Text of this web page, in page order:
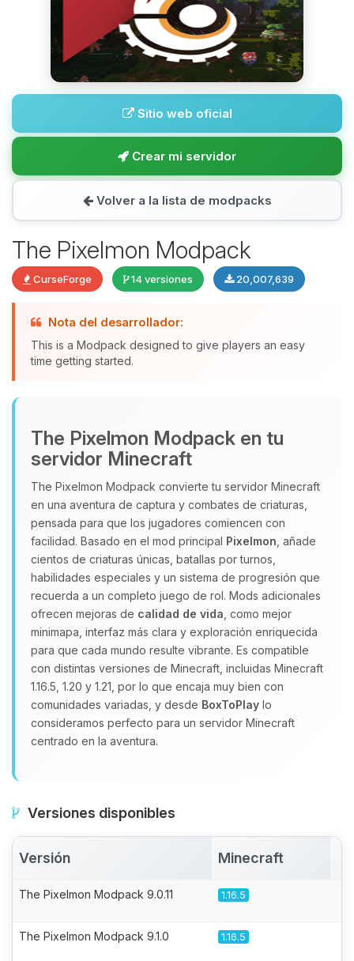
Sitio web oficial
Crear mi servidor
Volver a la lista de modpacks
The Pixelmon Modpack
CurseForge 14 versiones 20,007,639
Nota del desarrollador:
This is a Modpack designed to give players an easy
time getting started.
The Pixelmon Modpack en tu
servidor Minecraft
The Pixelmon Modpack convierte tu servidor Minecraft
en una aventura de captura y combates de criaturas,
pensada para que los jugadores comiencen con
facilidad. Basado en el mod principal Pixelmon , añade
cientos de criaturas únicas, batallas por turnos,
habilidades especiales y un sistema de progresión que
recuerda a un completo juego de rol. Mods adicionales
ofrecen mejoras de calidad de vida , como mejor
minimapa, interfaz más clara y exploración enriquecida
para que cada mundo resulte vibrante. Es compatible
con distintas versiones de Minecraft, incluidas Minecraft
1.16.5, 1.20 y 1.21, por lo que encaja muy bien con
comunidades variadas, y desde BoxToPlay lo
consideramos perfecto para un servidor Minecraft
centrado en la aventura.
Versiones disponibles
Versión Minecraft
The Pixelmon Modpack 9.0.11 1.16.5
The Pixelmon Modpack 9.1.0 1.16.5
Yupi, por fin alguien con quien
hablar! Soy Choupy, tu pequeno
asistente de BoxToPlay. Cuentame
que necesitas y moveré mis
pequenos circuitos para ayudarte.
08/08/2026 08:11